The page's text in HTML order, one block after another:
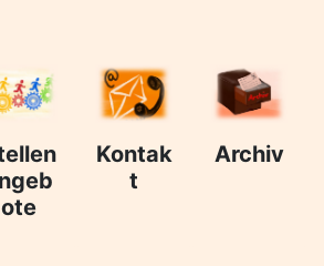
ote
Kontak
t
Archiv